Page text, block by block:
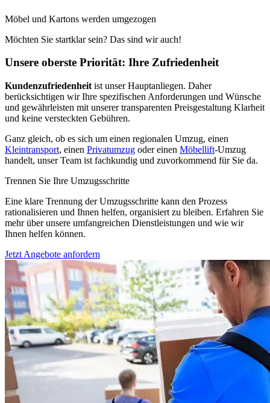
Möbel und Kartons werden umgezogen
Möchten Sie startklar sein? Das sind wir auch!
Unsere oberste Priorität: Ihre Zufriedenheit
Kundenzufriedenheit ist unser Hauptanliegen. Daher
berücksichtigen wir Ihre spezifischen Anforderungen und Wünsche
und gewährleisten mit unserer transparenten Preisgestaltung Klarheit
und keine versteckten Gebühren.
Ganz gleich, ob es sich um einen regionalen Umzug, einen
Kleintransport, einen Privatumzug oder einen Möbellift-Umzug
handelt, unser Team ist fachkundig und zuvorkommend für Sie da.
Trennen Sie Ihre Umzugsschritte
Eine klare Trennung der Umzugsschritte kann den Prozess
rationalisieren und Ihnen helfen, organisiert zu bleiben. Erfahren Sie
mehr über unsere umfangreichen Dienstleistungen und wie wir
Ihnen helfen können.
Jetzt Angebote anfordern